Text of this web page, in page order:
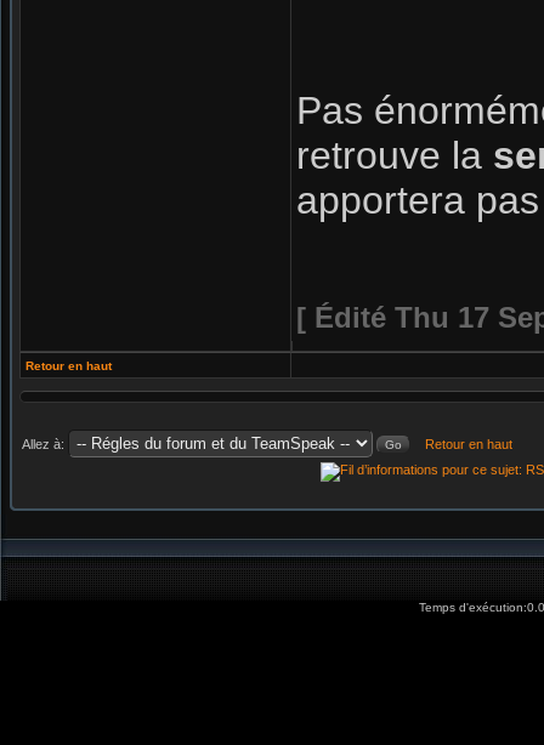
Pas
retrouve la
apportera
[ Édité Thu 17
Retour en haut
Allez à: Retour en haut
Temps